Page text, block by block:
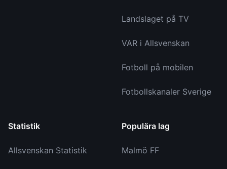
Landslaget på TV
VAR i Allsvenskan
Fotboll på mobilen
Fotbollskanaler Sverige
Statistik
Allsvenskan Statistik
Populära lag
Malmö FF